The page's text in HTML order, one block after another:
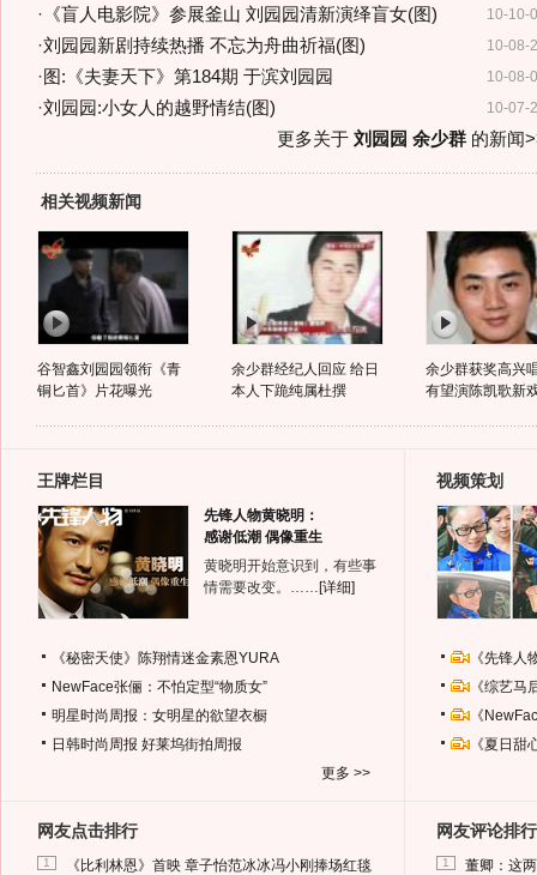
10-10-
· 《盲人电影院》参展釜山 刘园园清新演绎盲女(图)
10-08-
·刘园园新剧持续热播 不忘为舟曲祈福(图)
10-08-
· 图:《夫妻天下》第184期 于滨刘园园
10-07-
·刘园园:小女人的越野情结(图)
更多关于 刘园园 余少群的新闻
相关视频新闻
谷智鑫刘园园领衔《青
铜匕首》片花曝光
余少群经纪人回应 给日
本人下跪纯属杜撰
余少群获奖高兴
有望演陈凯歌新
王牌栏目
先锋人物黄晓明：
感谢低潮 偶像重生
黄晓明开始意识到，有些事
情需要改变。…… [详细]
《秘密天使》陈翔情迷金素恩YURA
NewFace张俪：不怕定型“物质女”
明星时尚周报：女明星的欲望衣橱
日韩时尚周报 好莱坞街拍周报
更多 >>
视频策划
《先锋
《综艺
《
《夏日
网友点击排行
1 《比利林恩》首映 章子怡范冰冰冯小刚捧场红毯
网友评论排行
1 董卿：这